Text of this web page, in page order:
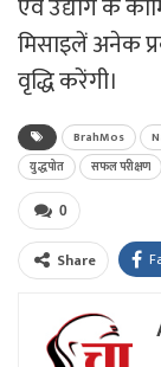
एवं उद्योग के
मिसाइलें अनेक
वृद्धि करेंगी।
BrahMos
युद्धपोत
सफल परीक्षण
0
Share